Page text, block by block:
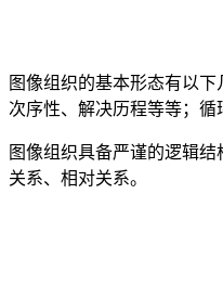
图像组织的基本形态有以
次序性、解决历程等等；循
图像组织具备严谨的逻辑
关系、相对关系。